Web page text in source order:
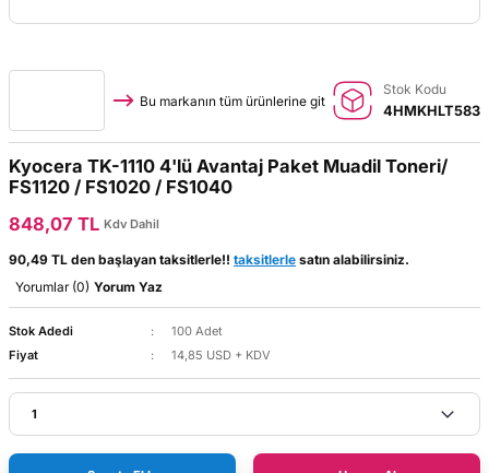
Bu markanın tüm ürünlerine git
Stok Kodu
4HMKHLT583
Kyocera TK-1110 4'lü Avantaj Paket Muadil Toneri/
FS1120 / FS1020 / FS1040
848,07 TL Kdv Dahil
90,49 TL den başlayan taksitlerle!! taksitlerle satın alabilirsiniz.
Yorumlar (0) Yorum Yaz
Stok Adedi
100 Adet
Fiyat
14,85 USD + KDV